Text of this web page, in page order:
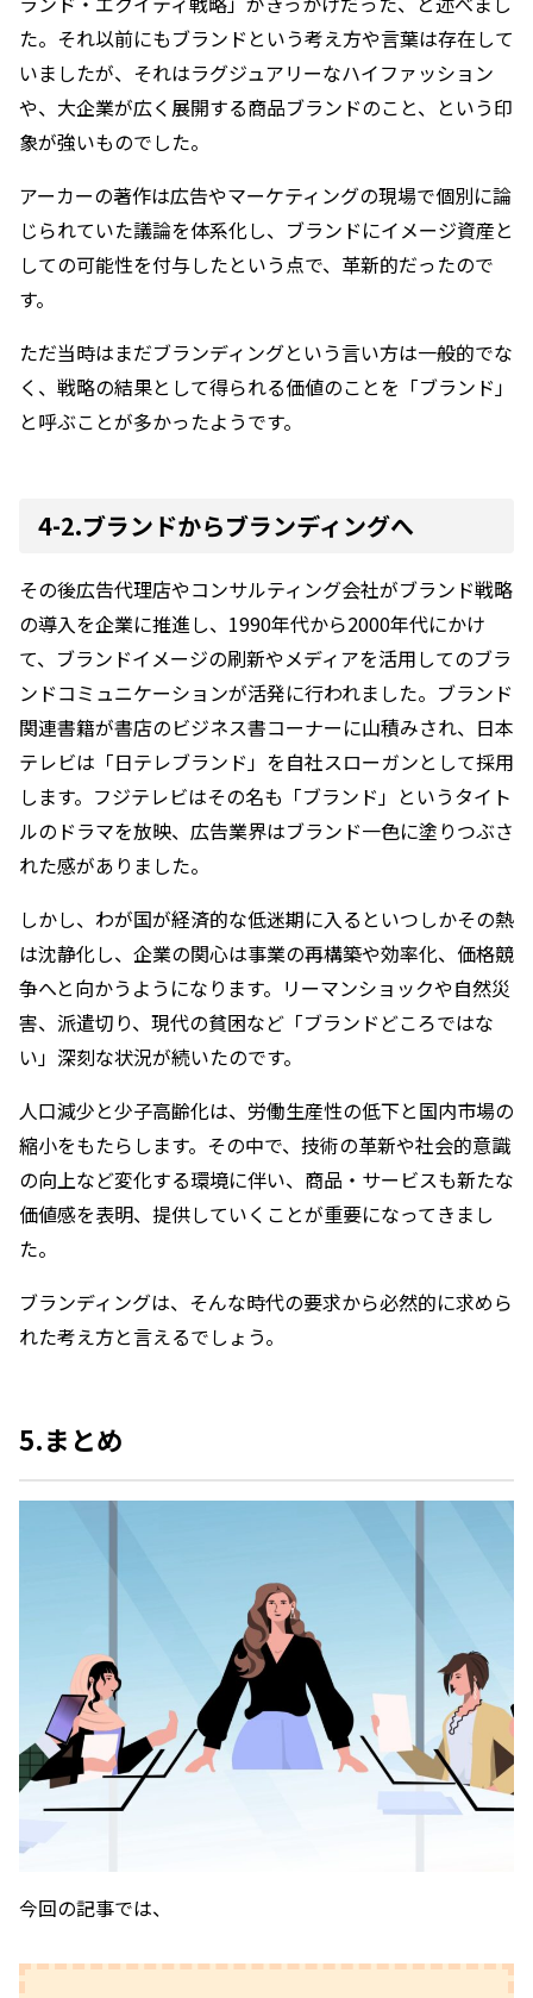
た。それ以前にもブランドという考え方や言葉は存在して
いましたが、それはラグジュアリーなハイファッション
や、大企業が広く展開する商品ブランドのこと、という印
象が強いものでした。
アーカーの著作は広告やマーケティングの現場で個別に論
じられていた議論を体系化し、ブランドにイメージ資産と
しての可能性を付与したという点で、革新的だったので
す。
ただ当時はまだブランディングという言い方は一般的でな
く、戦略の結果として得られる価値のことを「ブランド」
と呼ぶことが多かったようです。
4-2.ブランドからブランディングへ
その後広告代理店やコンサルティング会社がブランド戦略
の導入を企業に推進し、1990年代から2000年代にかけ
て、ブランドイメージの刷新やメディアを活用してのブラ
ンドコミュニケーションが活発に行われました。ブランド
関連書籍が書店のビジネス書コーナーに山積みされ、日本
テレビは「日テレブランド」を自社スローガンとして採用
します。フジテレビはその名も「ブランド」というタイト
ルのドラマを放映、広告業界はブランド一色に塗りつぶさ
れた感がありました。
しかし、わが国が経済的な低迷期に入るといつしかその熱
は沈静化し、企業の関心は事業の再構築や効率化、価格競
争へと向かうようになります。リーマンショックや自然災
害、派遣切り、現代の貧困など「ブランドどころではな
い」深刻な状況が続いたのです。
人口減少と少子高齢化は、労働生産性の低下と国内市場の
縮小をもたらします。その中で、技術の革新や社会的意識
の向上など変化する環境に伴い、商品・サービスも新たな
価値感を表明、提供していくことが重要になってきまし
た。
ブランディングは、そんな時代の要求から必然的に求めら
れた考え方と言えるでしょう。
5.まとめ
今回の記事では、